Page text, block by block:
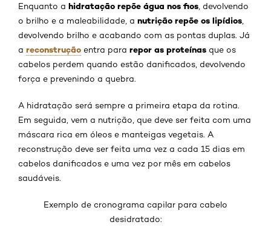
Enquanto a hidratação repõe água nos fios , devolvendo
o brilho e a maleabilidade, a nutrição repõe os lipídios
devolvendo brilho e acabando com as pontas duplas. Já
a reconstrução entra para repor as proteínas que os
cabelos perdem quando estão danificados, devolvendo
força e prevenindo a quebra.
A hidratação será sempre a primeira etapa da rotina.
Em seguida, vem a nutrição, que deve ser feita com uma
máscara rica em óleos e manteigas vegetais. A
reconstrução deve ser feita uma vez a cada 15 dias em
cabelos danificados e uma vez por mês em cabelos
saudáveis.
Exemplo de cronograma capilar para cabelo
desidratado: